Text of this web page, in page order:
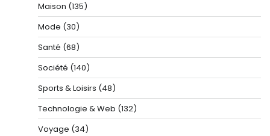
Maison (135)
Mode (30)
Santé (68)
Société (140)
Sports & Loisirs (48)
Technologie & Web (132)
Voyage (34)